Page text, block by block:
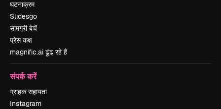
घटनाक्रम
Slidesgo
सामग्री बेचें
प्रेस कक्ष
magnific.ai ढूंढ रहे हैं
संपर्क करें
ग्राहक सहायता
Instagram